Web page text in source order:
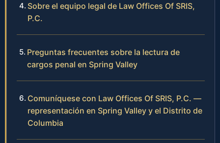
Sobre el equipo legal de Law Offices Of SRIS,
P.C.
Preguntas frecuentes sobre la lectura de
cargos penal en Spring Valley
Comuníquese con Law Offices Of SRIS, P.C. —
representación en Spring Valley y el Distrito de
Columbia